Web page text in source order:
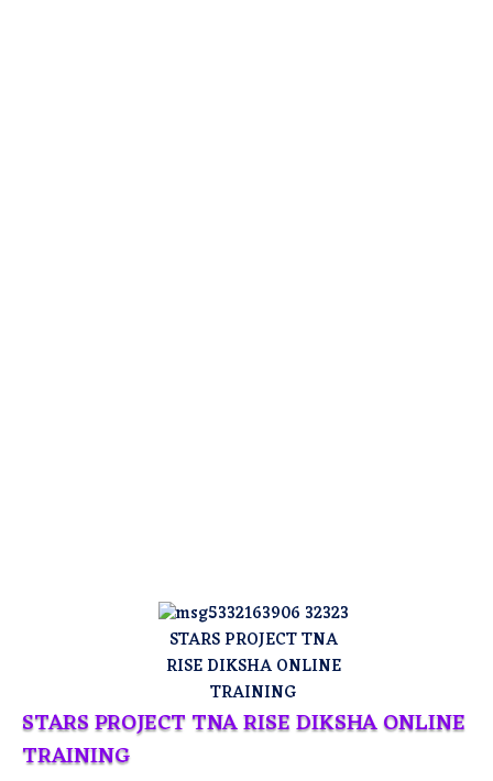
STARS PROJECT TNA
RISE DIKSHA ONLINE
TRAINING
STARS PROJECT TNA RISE DIKSHA ONLINE
TRAINING